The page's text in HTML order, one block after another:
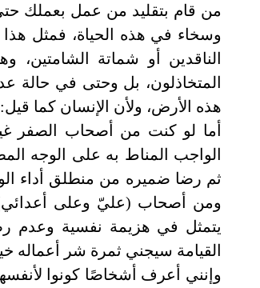
من قام بتقليد من عمل بعملك
وسخاء في هذه الحياة، فمثل
الناقدين أو شماتة
المتخاذلون، بل وحتى في حالة
هذه الأرض، ولأن الإنسان كما
أما لو كنت من أصحاب الصفر غير
الواجب المناط به على الوجه
ثم رضا ضميره من منطلق أداء
ومن أصحاب (عليّ وعلى أعدائي)
يتمثل في هزيمة نفسية وعدم
القيامة سيجني ثمرة شر أعماله
وإنني أعرف أشخاصًا كونوا